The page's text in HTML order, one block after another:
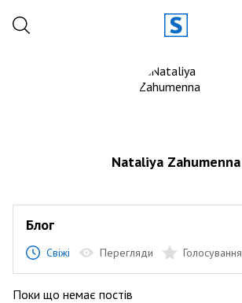
Nataliya Zahumenna
Блог
Свіжі Перегляди Голосування
Поки що немає постів